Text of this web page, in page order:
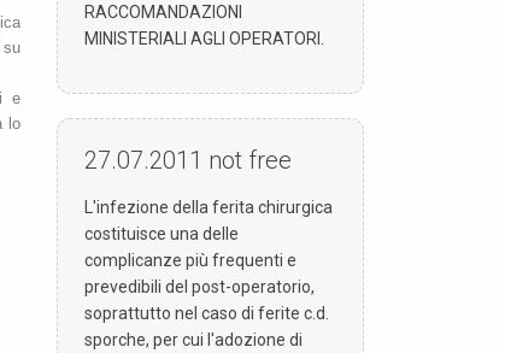
su
e
lo
RACCOMANDAZIONI
MINISTERIALI AGLI OPERATORI.
27.07.2011 not free
L'infezione della ferita chirurgica
costituisce una delle
complicanze più frequenti e
prevedibili del post-operatorio,
soprattutto nel caso di ferite c.d.
sporche, per cui l'adozione di